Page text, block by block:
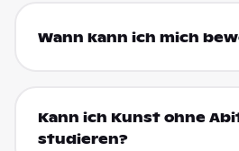
Wann kann ich mich
Kann ich Kunst ohne
studieren?